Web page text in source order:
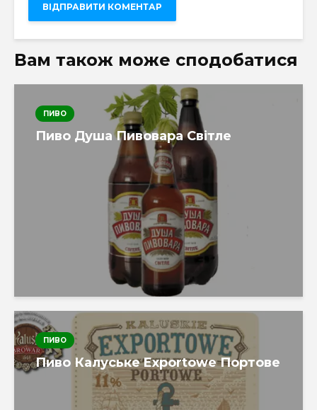
Вам також може сподобатися
ПИВО
Пиво Душа Пивовара Світле
ПИВО
Пиво Калуське Exportowe Портове